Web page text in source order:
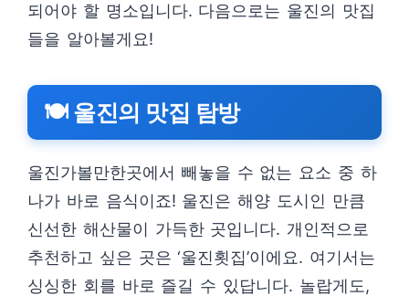
되어야 할 명소입니다. 다음으로는 울진의 맛집
들을 알아볼게요!
🍽️ 울진의 맛집 탐방
울진가볼만한곳에서 빼놓을 수 없는 요소 중 하
나가 바로 음식이죠! 울진은 해양 도시인 만큼
신선한 해산물이 가득한 곳입니다. 개인적으로
추천하고 싶은 곳은 ‘울진횟집’이에요. 여기서는
싱싱한 회를 바로 즐길 수 있답니다. 놀랍게도,